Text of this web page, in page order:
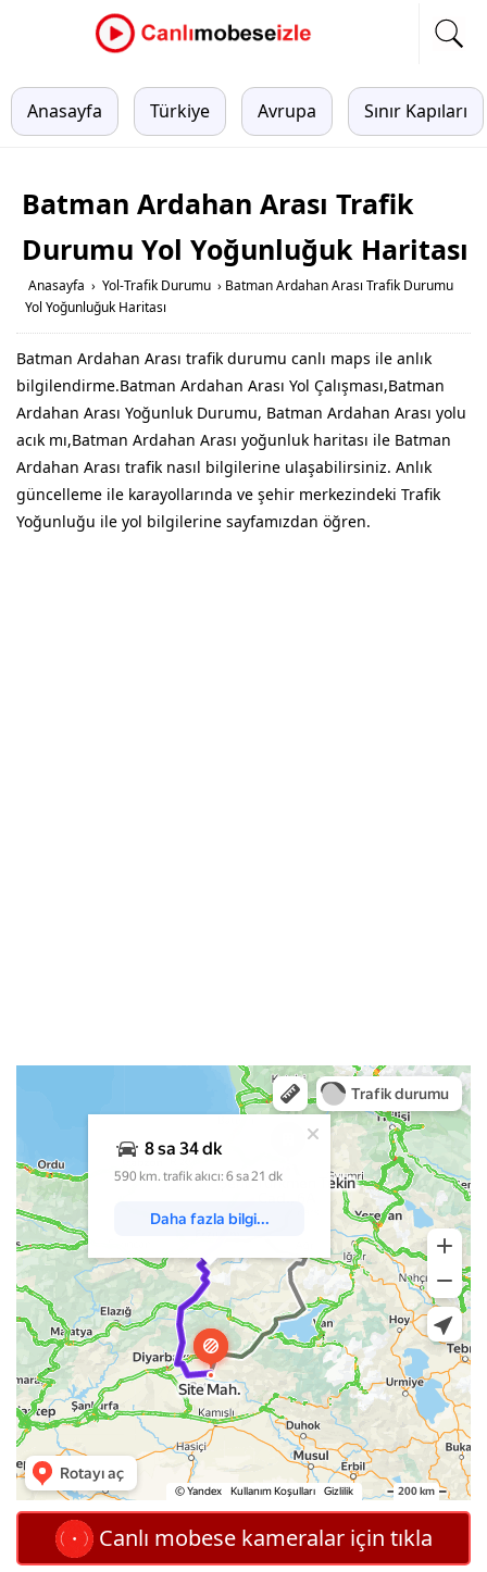
Anasayfa Türkiye Avrupa Sınır Kapıları
Batman Ardahan Arası Trafik
Durumu Yol Yoğunluğuk Haritası
Anasayfa › Yol-Trafik Durumu › Batman Ardahan Arası Trafik Durumu
Yol Yoğunluğuk Haritası
Batman Ardahan Arası trafik durumu canlı maps ile anlık
bilgilendirme.Batman Ardahan Arası Yol Çalışması,Batman
Ardahan Arası Yoğunluk Durumu, Batman Ardahan Arası yolu
acık mı,Batman Ardahan Arası yoğunluk haritası ile Batman
Ardahan Arası trafik nasıl bilgilerine ulaşabilirsiniz. Anlık
güncelleme ile karayollarında ve şehir merkezindeki Trafik
Yoğunluğu ile yol bilgilerine sayfamızdan öğren.
Canlı mobese kameralar için tıkla